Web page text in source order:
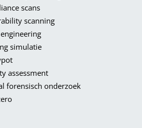
scans
scanning
simulatie
assessment
forensisch onderzoek